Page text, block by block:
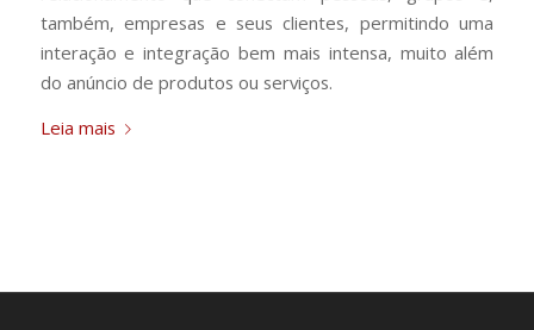
também, empresas e seus clientes, permitindo uma
interação e integração bem mais intensa, muito além
do anúncio de produtos ou serviços.
Leia mais